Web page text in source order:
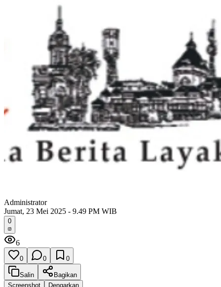
Administrator
Jumat, 23 Mei 2025 - 9.49 PM WIB
0
6
0 0 0
Salin
Bagikan
Screenshot
Dengarkan